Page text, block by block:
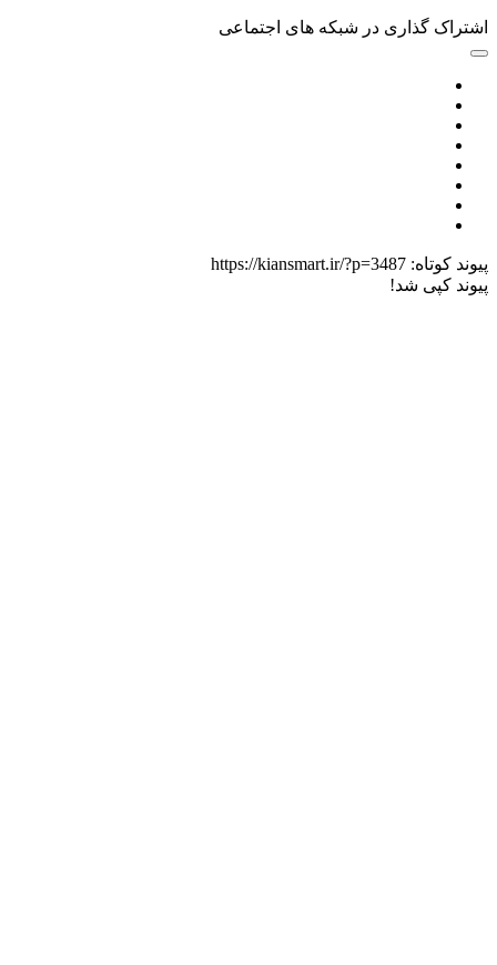
گذاری در شبکه های اجتماعی
کوتاه: https://kiansmart.ir/?p=3487
کپی شد!